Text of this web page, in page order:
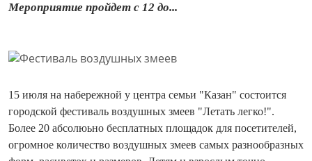
Мероприятие пройдет с 12 до...
15 июля на набережной у центра семьи "Казан" состоится
городской фестиваль воздушных змеев "Летать легко!".
Более 20 абсолюьно бесплатных площадок для посетителей,
огромное количество воздушных змеев самых разнообразных